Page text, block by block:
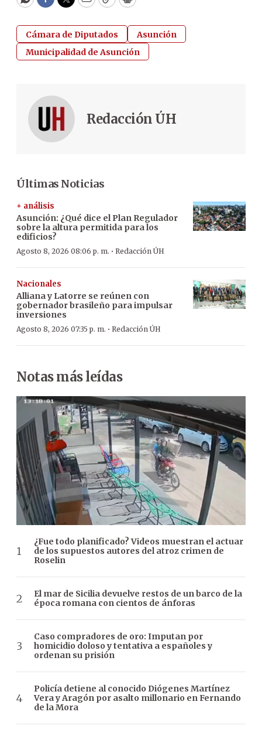
WhatsApp
Facebook
Twitter
EmailCopyPrint
Cámara de Diputados
Asunción
Municipalidad de Asunción
Redacción ÚH
Últimas Noticias
+ análisis
Asunción: ¿Qué dice el Plan Regulador
sobre la altura permitida para los
edificios?
Agosto 8, 2026 08:06 p. m. · Redacción ÚH
Nacionales
Alliana y Latorre se reúnen con
gobernador brasileño para impulsar
inversiones
Agosto 8, 2026 07:35 p. m. · Redacción ÚH
Notas más leídas
¿Fue todo planificado? Videos muestran el actuar
de los supuestos autores del atroz crimen de
Roselin
El mar de Sicilia devuelve restos de un barco de la
época romana con cientos de ánforas
Caso compradores de oro: Imputan por
homicidio doloso y tentativa a españoles y
ordenan su prisión
Policía detiene al conocido Diógenes Martínez
Vera y Aragón por asalto millonario en Fernando
de la Mora